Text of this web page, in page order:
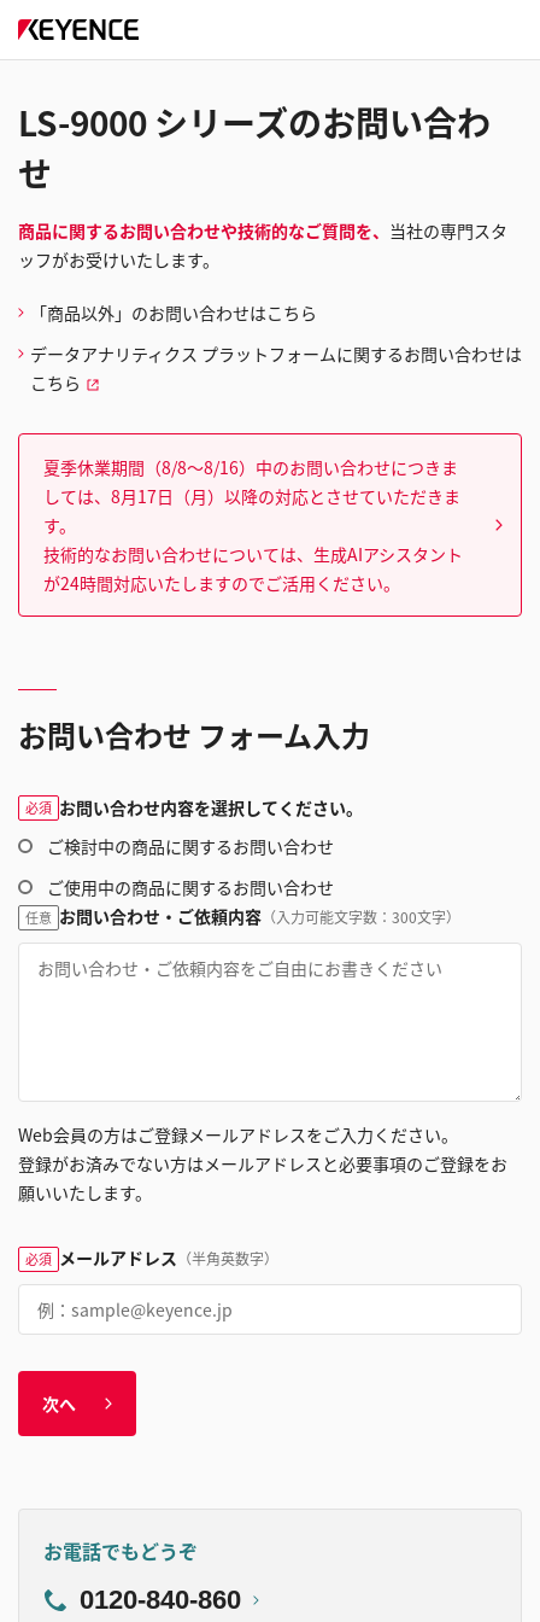
LS-9000 シリーズのお問い合わ
せ
商品に関するお問い合わせや技術的なご質問を、 当社の専門スタ
ッフがお受けいたします。
「商品以外」のお問い合わせはこちら
データアナリティクス プラットフォームに関するお問い合わせは
こちら
夏季休業期間（8/8～8/16）中のお問い合わせにつきま
しては、8月17日（月）以降の対応とさせていただきま
す。
技術的なお問い合わせについては、生成AIアシスタント
が24時間対応いたしますのでご活用ください。
お問い合わせ フォーム入力
必須 お問い合わせ内容を選択してください。
ご検討中の商品に関するお問い合わせ
ご使用中の商品に関するお問い合わせ
任意 お問い合わせ・ご依頼内容 （入力可能文字数：300文字）
Web会員の方はご登録メールアドレスをご入力ください。
登録がお済みでない方はメールアドレスと必要事項のご登録をお
願いいたします。
必須 メールアドレス （半角英数字）
次へ
お電話でもどうぞ
0120-840-860